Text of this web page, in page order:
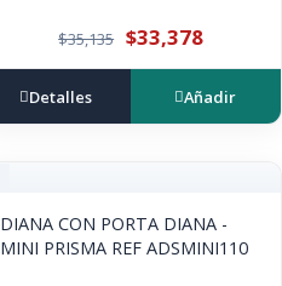
$35,135 $33,378
Detalles Añadir
DIANA CON PORTA DIANA -
MINI PRISMA REF ADSMINI110